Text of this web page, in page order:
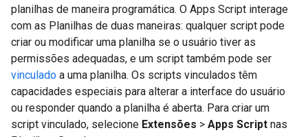
planilhas de maneira programática. O Apps Script interage
com as Planilhas de duas maneiras: qualquer script pode
criar ou modificar uma planilha se o usuário tiver as
permissões adequadas, e um script também pode ser
vinculado a uma planilha. Os scripts vinculados têm
capacidades especiais para alterar a interface do usuário
ou responder quando a planilha é aberta. Para criar um
script vinculado, selecione Extensões > Apps Script nas